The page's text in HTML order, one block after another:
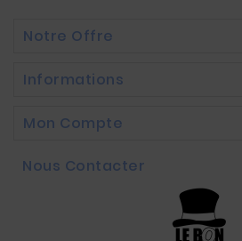
Notre Offre
Informations
Mon Compte
Nous Contacter